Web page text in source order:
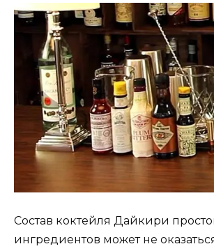
Состав коктейля Дайкири
ингредиентов может не